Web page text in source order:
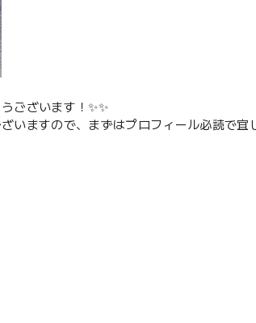
ございます！✨✨
いますので、まずはプロフィール必読で宜